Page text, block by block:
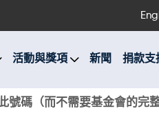
活動與獎項 新聞 捐款支
號碼（而不需要基金會的完